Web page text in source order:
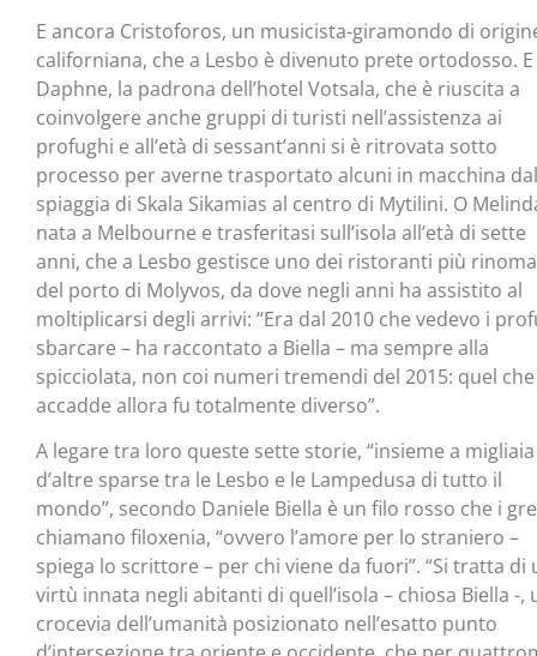
E ancora Cristoforos, un musicista-giramondo di
californiana, che a Lesbo è divenuto prete ortodosso. E
Daphne, la padrona dell’hotel Votsala, che è riuscita a
coinvolgere anche gruppi di turisti nell’assistenza ai
profughi e all’età di sessant’anni si è ritrovata sotto
processo per averne trasportato alcuni in macchina
spiaggia di Skala Sikamias al centro di Mytilini. O
nata a Melbourne e trasferitasi sull’isola all’età di sette
anni, che a Lesbo gestisce uno dei ristoranti più
del porto di Molyvos, da dove negli anni ha assistito al
moltiplicarsi degli arrivi: “Era dal 2010 che vedevo i
sbarcare – ha raccontato a Biella – ma sempre alla
spicciolata, non coi numeri tremendi del 2015: quel che
accadde allora fu totalmente diverso”.
A legare tra loro queste sette storie, “insieme a migliaia
d’altre sparse tra le Lesbo e le Lampedusa di tutto il
mondo”, secondo Daniele Biella è un filo rosso che i
chiamano filoxenia, “ovvero l’amore per lo straniero –
spiega lo scrittore – per chi viene da fuori”. “Si tratta di
virtù innata negli abitanti di quell’isola – chiosa Biella -,
crocevia dell’umanità posizionato nell’esatto punto